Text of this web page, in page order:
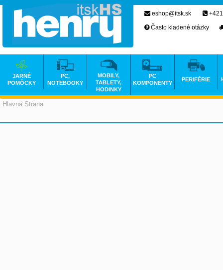
Hlavná Strana
eshop@itsk.sk
Často kladené otázky
JARNÉ
POMÔCKY
PC,
NOTEBOOKY
MOBILY,
TABLETY,
HODINKY
PC
KOMPONENTY
PERIFÉRIE